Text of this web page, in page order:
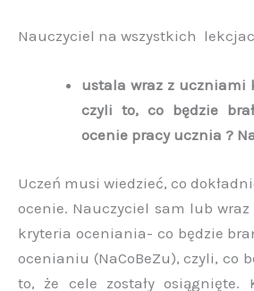
Nauczyciel na wszystkich
ustala wraz z uczniami
czyli to, co będzie
ocenie pracy ucznia ?
Uczeń musi wiedzieć, co
ocenie. Nauczyciel sam lub
kryteria oceniania- co będzie
ocenianiu (NaCoBeZu), czyli, co
to, że cele zostały osiągnięte.